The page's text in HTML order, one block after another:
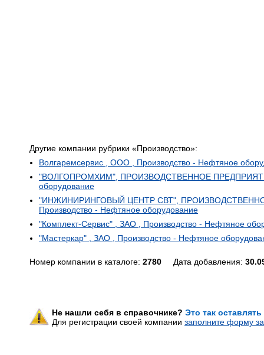
Другие компании рубрики «Производство»:
Волгаремсервис , ООО , Производство - Нефтяное
"ВОЛГОПРОМХИМ", ПРОИЗВОДСТВЕННОЕ
оборудование
"ИНЖИНИРИНГОВЫЙ ЦЕНТР СВТ",
Производство - Нефтяное оборудование
"Комплект-Сервис" , ЗАО , Производство - Нефтяное
"Мастеркар" , ЗАО , Производство - Нефтяное
Номер компании в каталоге: 2780 Дата добавления:
Не нашли себя в справочнике? Это так
Для регистрации своей компании заполните форму